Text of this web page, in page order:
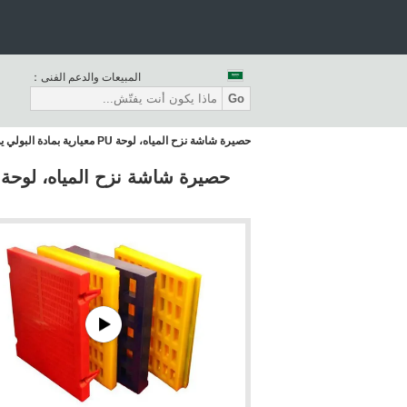
المبيعات والدعم الفنى：
Go
حصيرة شاشة نزح المياه، لوحة PU معيارية بمادة البولي يوريثين، أبعاد 305 مم × 305 مم وفتحة 0.125 مم